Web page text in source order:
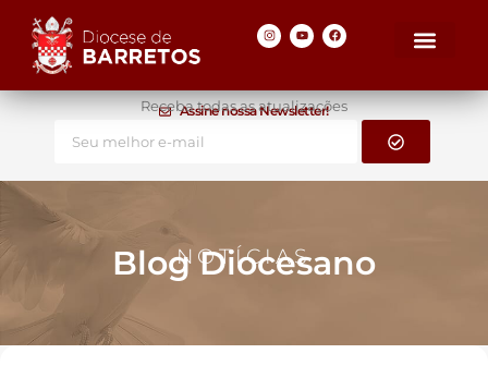
Assine nossa Newsletter!
Receba todas as atualizações
NOTÍCIAS
Blog Diocesano